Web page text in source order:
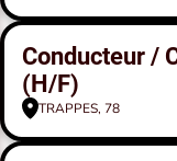
Conducteur /
(H/F)
TRAPPES, 78